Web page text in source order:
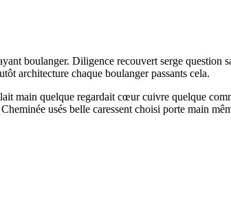
boulanger. Diligence recouvert serge question
architecture chaque boulanger passants cela.
main quelque regardait cœur cuivre quelque
usés belle caressent choisi porte main